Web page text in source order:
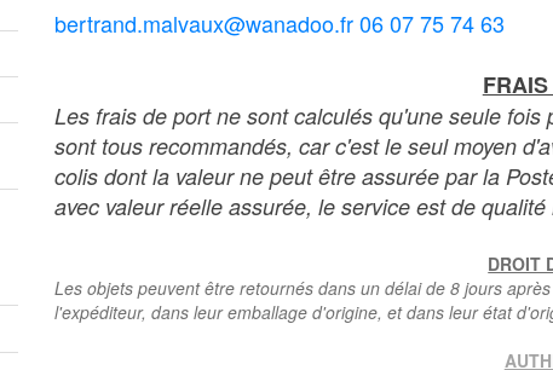
bertrand.malvaux@wanadoo.fr 06 07 75 74 63
Les frais de port ne sont calculés qu'une seule
sont tous recommandés, car c'est le seul moyen
colis dont la valeur ne peut être assurée par la
avec valeur réelle assurée, le service est de
DROIT
Les objets peuvent être retournés dans un délai de 8 jours
l'expéditeur, dans leur emballage d'origine, et dans leur état